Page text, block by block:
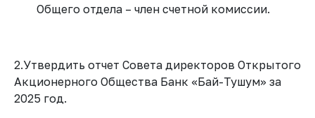
Общего отдела – член счетной комиссии.
2.Утвердить отчет Совета директоров Открытого
Акционерного Общества Банк «Бай-Тушум» за
2025 год.